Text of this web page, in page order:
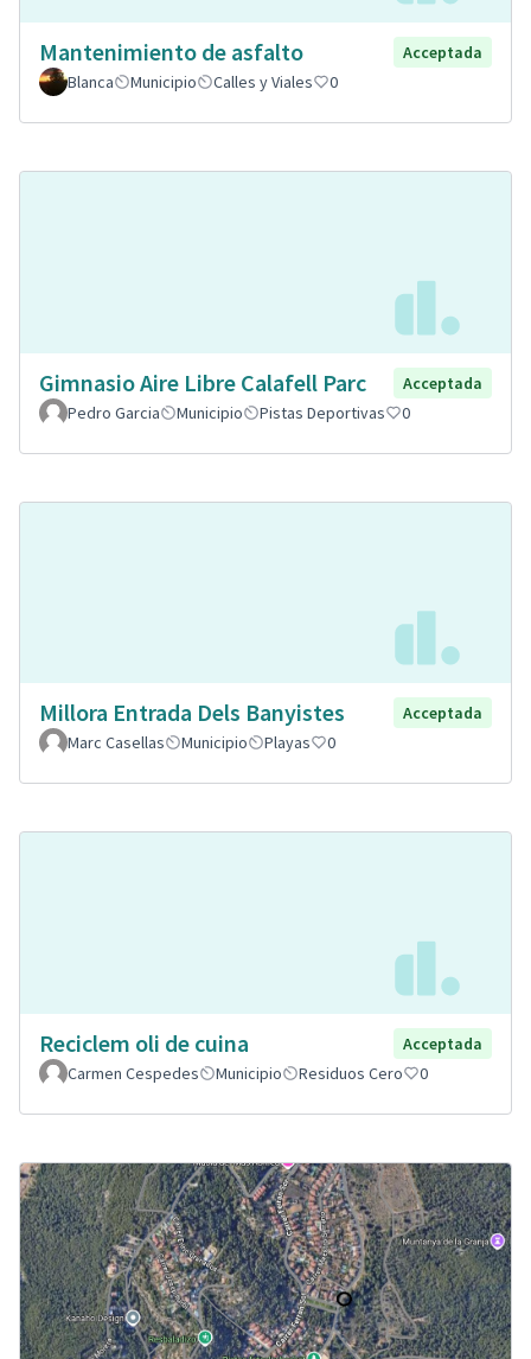
Mantenimiento de asfalto
Acceptada
Blanca
Municipio Calles y Viales 0
Gimnasio Aire Libre Calafell Parc
Acceptada
Pedro Garcia
Municipio Pistas Deportivas 0
Millora Entrada Dels Banyistes
Acceptada
Marc Casellas
Municipio Playas 0
Reciclem oli de cuina
Acceptada
Carmen Cespedes
Municipio Residuos Cero 0